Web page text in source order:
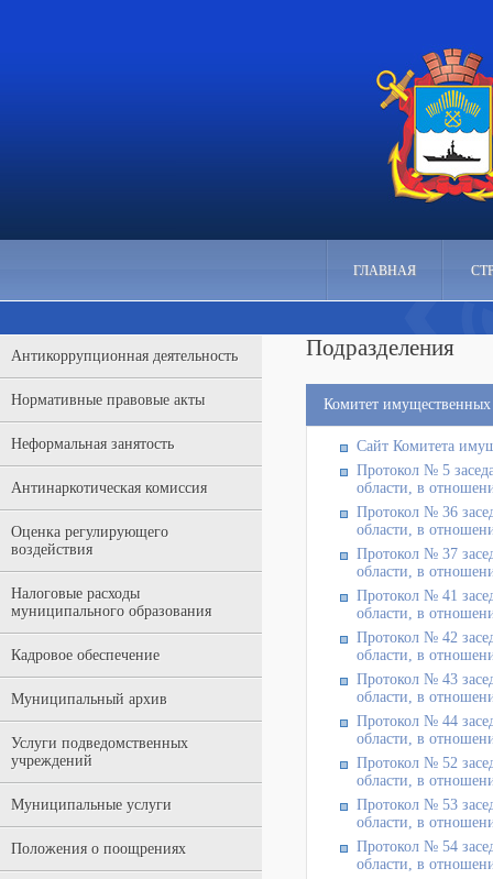
ГЛАВНАЯ
Антикоррупционная деятельность
Нормативные правовые акты
Неформальная занятость
Антинаркотическая комиссия
Оценка регулирующего
воздействия
Налоговые расходы
муниципального образования
Кадровое обеспечение
Муниципальный архив
Услуги подведомственных
учреждений
Муниципальные услуги
Положения о поощрениях
Подразделения
Комитет
Сайт Комитета
Протокол № 5
области, в
Протокол № 36
области, в
Протокол № 37
области, в
Протокол № 41
области, в
Протокол № 42
области, в
Протокол № 43
области, в
Протокол № 44
области, в
Протокол № 52
области, в
Протокол № 53
области, в
Протокол № 54
области, в